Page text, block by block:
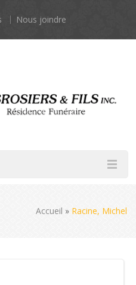
Nous joindre
Accueil » Racine, Michel